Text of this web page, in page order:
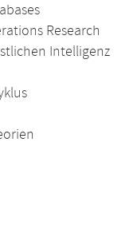
Research
Intelligenz